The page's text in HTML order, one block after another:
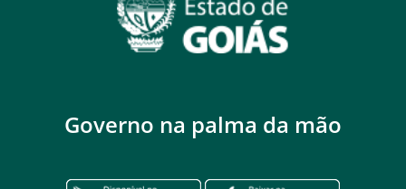
Governo na palma da mão